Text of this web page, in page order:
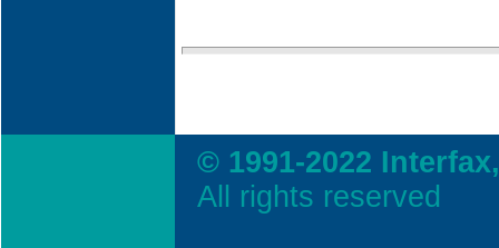
© 1991-2022
All rights reserved